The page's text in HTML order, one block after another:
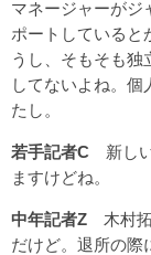
マネージャーがジ
ポートしていると
うし、そもそも独
してないよね。個
たし。
若手記者C 新し
ますけどね。
中年記者Z 木村拓
だけど。退所の際